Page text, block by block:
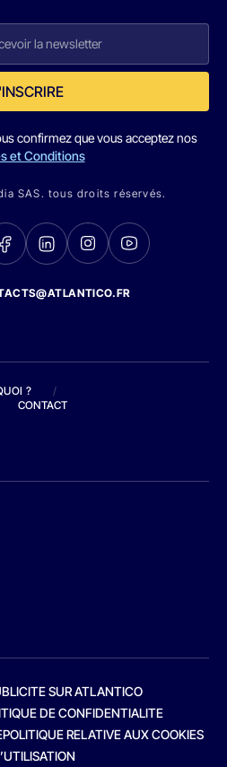
confirmez que vous acceptez nos
et Conditions
SAS. tous droits réservés.
?
/
CONTACT
SUR ATLANTICO
DE CONFIDENTIALITE
POLITIQUE RELATIVE AUX COOKIES